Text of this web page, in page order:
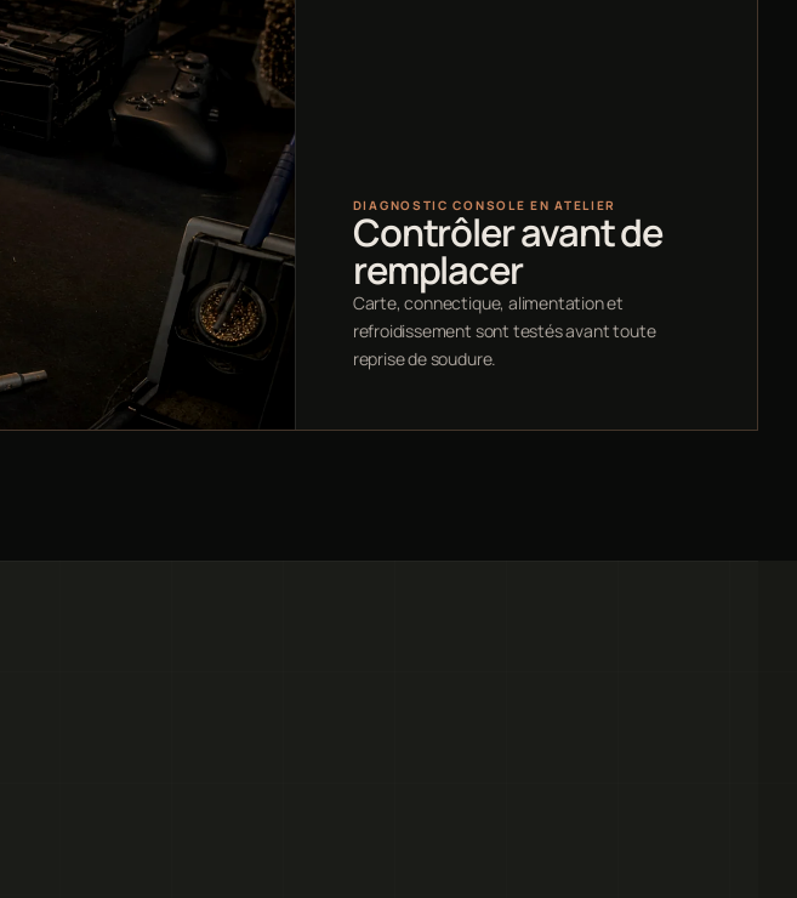
DIAGNOSTIC CONSOLE EN ATELIER
Contrôler avant de
remplacer
Carte, connectique, alimentation et
refroidissement sont testés avant toute
reprise de soudure.